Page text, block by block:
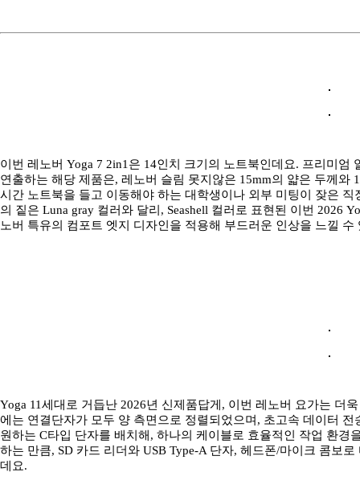
이번 레노버 Yoga 7 2in1은 14인치 크기의 노트북인데요. 프리미
연출하는 해당 제품은, 레노버 슬림 못지않은 15mm의 얇은 두께
시간 노트북을 들고 이동해야 하는 대학생이나 외부 미팅이 잦은
의 짙은 Luna gray 컬러와 달리, Seashell 컬러로 표현된 이번 2026
노버 특유의 컴포트 엣지 디자인을 적용해 부드러운 인상을 느낄 수
Yoga 11세대로 거듭난 2026년 신제품답게, 이번 레노버 요가는 더
에는 연결단자가 모두 양 측면으로 정렬되었으며, 초고속 데이터
원하는 C타입 단자를 배치해, 하나의 케이블로 효율적인 작업 환
하는 만큼, SD 카드 리더와 USB Type-A 단자, 헤드폰/마이크 콤보
데요.